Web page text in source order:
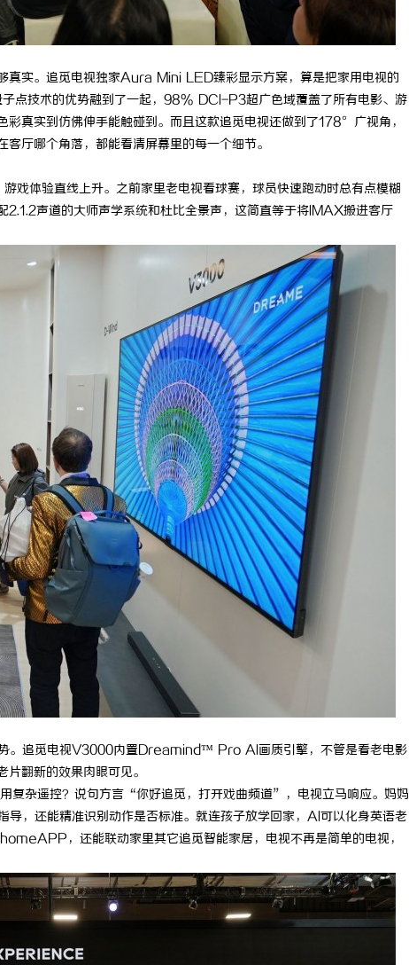
真实。追觅电视独家Aura Mini LED臻彩显示方案，算是把家用电视的
点技术的优势融到了一起，98% DCI-P3超广色域覆盖了所有电影、游
真实到仿佛伸手能触碰到。而且这款追觅电视还做到了178°广视角，
厅哪个角落，都能看清屏幕里的每一个细节。
戏体验直线上升。之前家里老电视看球赛，球员快速跑动时总有点模糊
2.1.2声道的大师声学系统和杜比全景声，这简直等于将IMAX搬进客厅
。追觅电视V3000内置Dreamind™ Pro AI画质引擎，不管是看老电影
翻新的效果肉眼可见。
复杂遥控？说句方言“你好追觅，打开戏曲频道”，电视立马响应。妈妈
，还能精准识别动作是否标准。就连孩子放学回家，AI可以化身英语老
，还能联动家里其它追觅智能家居，电视不再是简单的电视，